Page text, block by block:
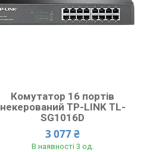
Комутатор 16 портів
некерований TP-LINK TL-
SG1016D
3 077 ₴
В наявності 3 од.